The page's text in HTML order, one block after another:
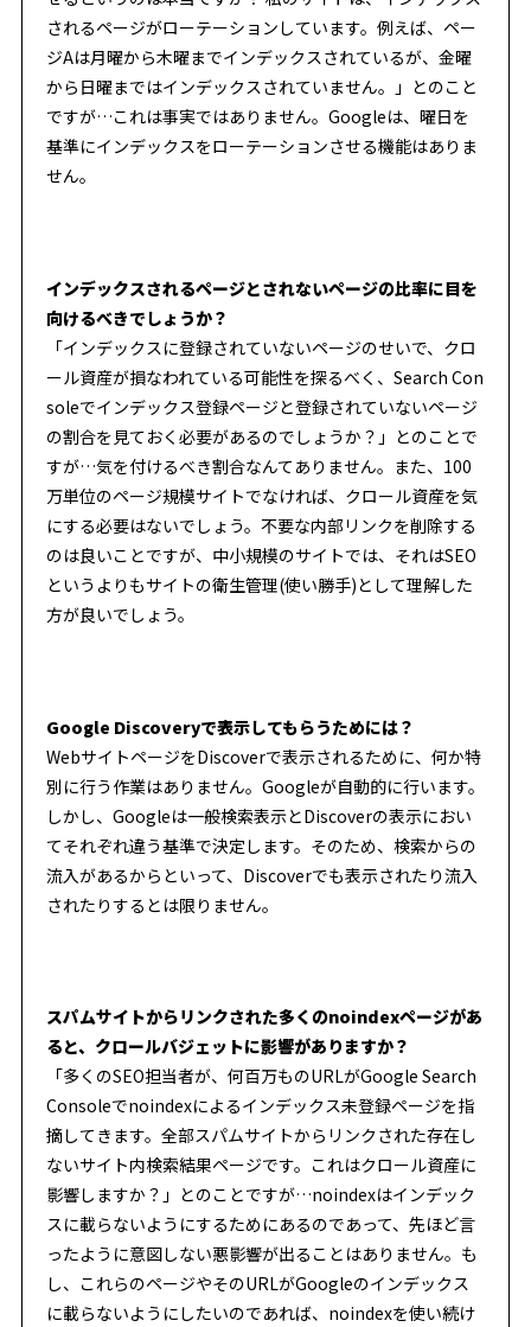
されるページがローテーションしています。例えば、ペー
ジAは月曜から木曜までインデックスされているが、金曜
から日曜まではインデックスされていません。」とのこと
ですが…これは事実ではありません。Googleは、曜日を
基準にインデックスをローテーションさせる機能はありま
せん。
インデックスされるページとされないページの比率に目を
向けるべきでしょうか？
「インデックスに登録されていないページのせいで、クロ
ール資産が損なわれている可能性を探るべく、Search Con
soleでインデックス登録ページと登録されていないページ
の割合を見ておく必要があるのでしょうか？」とのことで
すが…気を付けるべき割合なんてありません。また、100
万単位のページ規模サイトでなければ、クロール資産を気
にする必要はないでしょう。不要な内部リンクを削除する
のは良いことですが、中小規模のサイトでは、それはSEO
というよりもサイトの衛生管理(使い勝手)として理解した
方が良いでしょう。
Google Discoveryで表示してもらうためには？
WebサイトページをDiscoverで表示されるために、何か特
別に行う作業はありません。Googleが自動的に行います。
しかし、Googleは一般検索表示とDiscoverの表示におい
てそれぞれ違う基準で決定します。そのため、検索からの
流入があるからといって、Discoverでも表示されたり流入
されたりするとは限りません。
スパムサイトからリンクされた多くのnoindexページがあ
ると、クロールバジェットに影響がありますか？
「多くのSEO担当者が、何百万ものURLがGoogle Search
Consoleでnoindexによるインデックス未登録ページを指
摘してきます。全部スパムサイトからリンクされた存在し
ないサイト内検索結果ページです。これはクロール資産に
影響しますか？」とのことですが…noindexはインデック
スに載らないようにするためにあるのであって、先ほど言
ったように意図しない悪影響が出ることはありません。も
し、これらのページやそのURLがGoogleのインデックス
に載らないようにしたいのであれば、noindexを使い続け